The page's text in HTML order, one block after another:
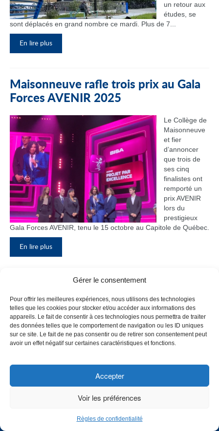
Gérer le consentement
Pour offrir les meilleures expériences, nous utilisons des technologies
telles que les cookies pour stocker et/ou accéder aux informations des
appareils. Le fait de consentir à ces technologies nous permettra de traiter
des données telles que le comportement de navigation ou les ID uniques
sur ce site. Le fait de ne pas consentir ou de retirer son consentement peut
avoir un effet négatif sur certaines caractéristiques et fonctions.
Accepter
Voir les préférences
Règles de confidentialité
un retour aux
études, se
sont déplacés en grand nombre ce mardi. Plus de 7...
En lire plus
Maisonneuve rafle trois prix au Gala
Forces AVENIR 2025
Le Collège de
Maisonneuve
et fier
d’annoncer
que trois de
ses cinq
finalistes ont
remporté un
prix AVENIR
lors du
prestigieux
Gala Forces AVENIR, tenu le 15 octobre au Capitole de Québec.
En lire plus
bloc F
Le Collège de
Maisonneuve
a inauguré
CHOISISSEZ UN PROFIL